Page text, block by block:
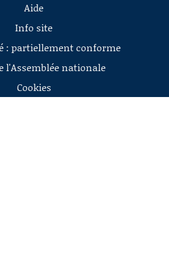
Aide
Info site
: partiellement conforme
l'Assemblée nationale
Cookies